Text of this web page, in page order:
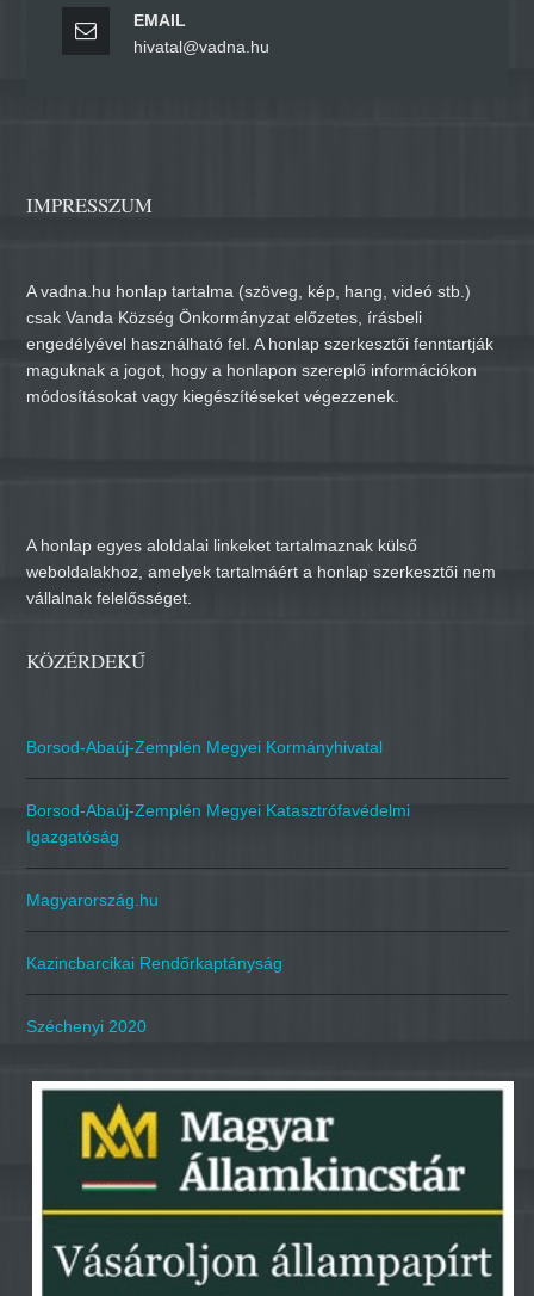
EMAIL
hivatal@vadna.hu
IMPRESSZUM
A vadna.hu honlap tartalma (szöveg, kép, hang, videó stb.)
csak Vanda Község Önkormányzat előzetes, írásbeli
engedélyével használható fel. A honlap szerkesztői fenntartják
maguknak a jogot, hogy a honlapon szereplő információkon
módosításokat vagy kiegészítéseket végezzenek.
A honlap egyes aloldalai linkeket tartalmaznak külső
weboldalakhoz, amelyek tartalmáért a honlap szerkesztői nem
vállalnak felelősséget.
KÖZÉRDEKŰ
Borsod-Abaúj-Zemplén Megyei Kormányhivatal
Borsod-Abaúj-Zemplén Megyei Katasztrófavédelmi
Igazgatóság
Magyarország.hu
Kazincbarcikai Rendőrkaptányság
Széchenyi 2020